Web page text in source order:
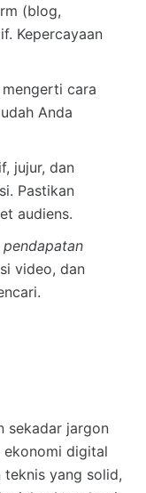
(blog,
Kepercayaan
cara
Anda
jujur, dan
Pastikan
audiens.
video, dan
sekadar jargon
digital
teknis yang solid,